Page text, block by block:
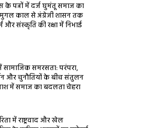
के पन्नों में दर्ज घुमंतू समाज का
काल से अंग्रेजी शासन तक
और संस्कृति की रक्षा में निभाई
सामाजिक समरसता: परंपरा,
और चुनौतियों के बीच संतुलन
में समाज का बदलता चेहरा
में राष्ट्रवाद और खेल